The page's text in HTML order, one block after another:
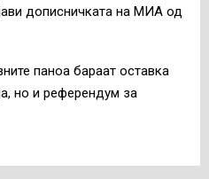
дописничката на МИА од
паноа бараат оставка
но и референдум за